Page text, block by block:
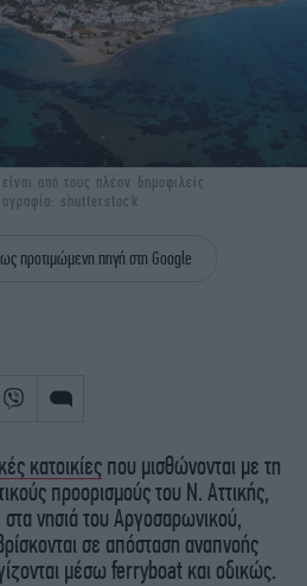
ΟΛΥΜΠΙΑΚΟΙ ΑΓΩΝΕΣ
GREEN
ΖΩΔΙΑ
THE OCEAN
από τους πλέον δημοφιλείς
shutterstock
προτιμώμενη πηγή στη Google
κατοικίες που μισθώνονται με τη
προορισμούς του Ν. Αττικής,
νησιά του Αργοσαρωνικού,
σε απόσταση αναπνοής
μέσω ferryboat και οδικώς.